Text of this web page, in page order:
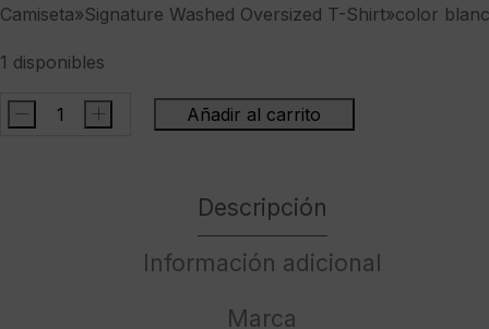
Camiseta»Signature Washed Oversized T-Shirt»color
1 disponibles
KARL
- + Añadir al carrito
Descripción
Información adicional
Marca